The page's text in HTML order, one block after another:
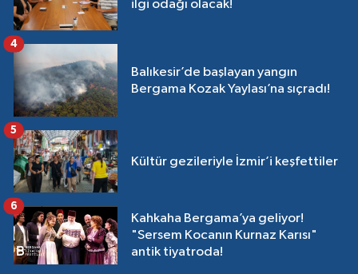
ilgi odağı olacak!
Balıkesir’de başlayan yangın
Bergama Kozak Yaylası’na sıçradı!
4
Kültür gezileriyle İzmir’i keşfettiler
5
Kahkaha Bergama’ya geliyor!
"Sersem Kocanın Kurnaz Karısı"
antik tiyatroda!
6